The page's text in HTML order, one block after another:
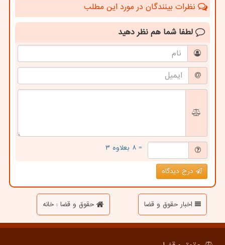
نظرات بینندگان در مورد این مطلب
لطفا شما هم نظر دهید
= ۸ بعلاوه ۳
درج دیدگاه
اخبار حقوق و قضا حقوق و قضا : خانه